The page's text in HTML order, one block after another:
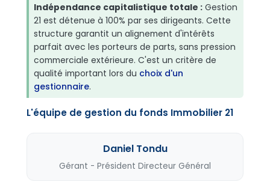
Indépendance capitalistique totale : Gestion
21 est détenue à 100% par ses dirigeants. Cette
structure garantit un alignement d'intérêts
parfait avec les porteurs de parts, sans pression
commerciale extérieure. C'est un critère de
qualité important lors du choix d'un
gestionnaire.
L'équipe de gestion du fonds Immobilier 21
Daniel Tondu
Gérant - Président Directeur Général